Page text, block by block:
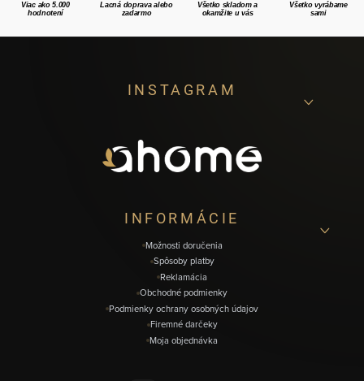
Viac ako 5.000
hodnotení
Lacná doprava alebo
zadarmo
Všetko skladom a
okamžite u vás
Všetko vyrábame
sami
INSTAGRAM
INFORMÁCIE
Možnosti doručenia
Spôsoby platby
Reklamácia
Obchodné podmienky
Podmienky ochrany osobných údajov
Firemné darčeky
Moja objednávka